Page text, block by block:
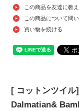
この商品を友達に教
この商品について問
買い物を続ける
[ コットンツイル
Dalmatian&